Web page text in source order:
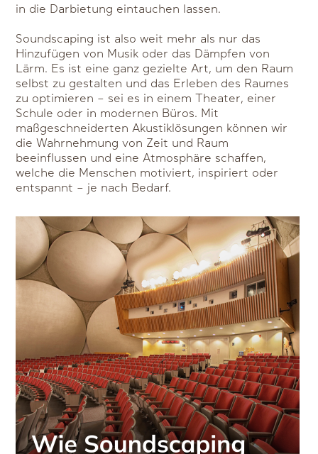
in die Darbietung eintauchen lassen.
Soundscaping ist also weit mehr als nur das
Hinzufügen von Musik oder das Dämpfen von
Lärm. Es ist eine ganz gezielte Art, um den Raum
selbst zu gestalten und das Erleben des Raumes
zu optimieren – sei es in einem Theater, einer
Schule oder in modernen Büros. Mit
maßgeschneiderten Akustiklösungen können wir
die Wahrnehmung von Zeit und Raum
beeinflussen und eine Atmosphäre schaffen,
welche die Menschen motiviert, inspiriert oder
entspannt – je nach Bedarf.